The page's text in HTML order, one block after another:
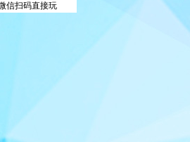
信扫码直接玩